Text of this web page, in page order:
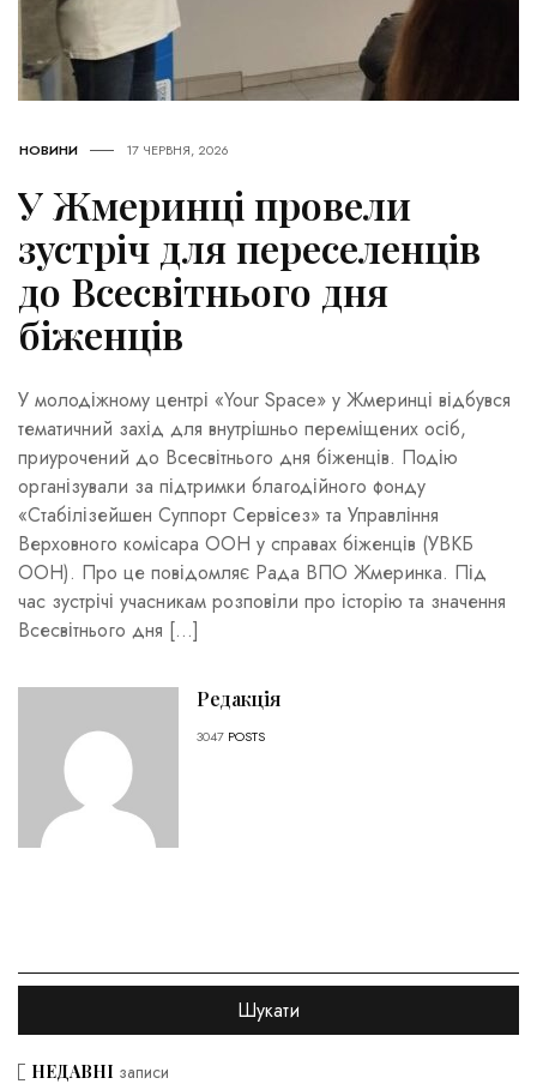
НОВИНИ 17 ЧЕРВНЯ, 2026
У Жмеринці провели
зустріч для переселенців
до Всесвітнього дня
біженців
У молодіжному центрі «Your Space» у Жмеринці відбувся
тематичний захід для внутрішньо переміщених осіб,
приурочений до Всесвітнього дня біженців. Подію
організували за підтримки благодійного фонду
«Стабілізейшен Суппорт Сервісез» та Управління
Верховного комісара ООН у справах біженців (УВКБ
ООН). Про це повідомляє Рада ВПО Жмеринка. Під
час зустрічі учасникам розповіли про історію та значення
Всесвітнього дня […]
Редакція
3047 POSTS
НЕДАВНІ записи